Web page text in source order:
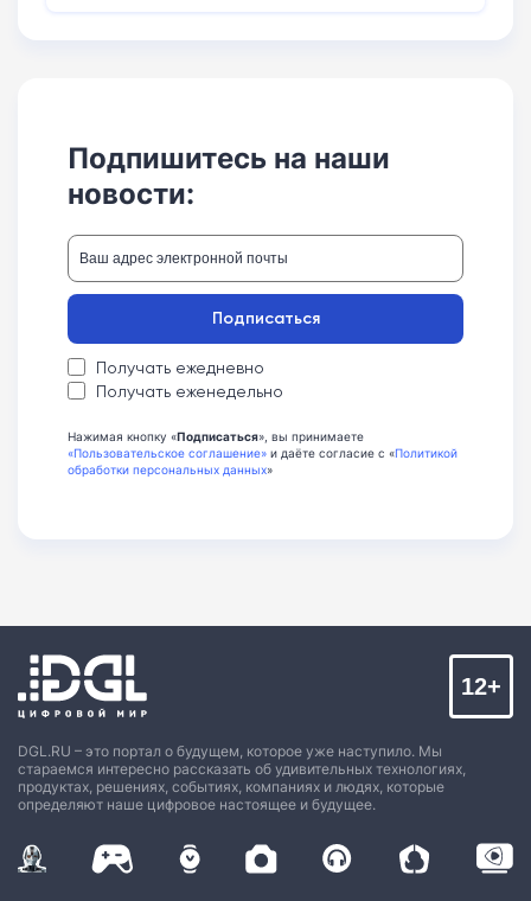
Подпишитесь на наши
новости:
Получать ежедневно
Получать еженедельно
Подписаться
Нажимая кнопку «Подписаться», вы принимаете
«Пользовательское соглашение» и даёте согласие с «Политикой
обработки персональных данных»
DGL.RU – это портал о будущем, которое уже наступило. Мы
стараемся интересно рассказать об удивительных технологиях,
продуктах, решениях, событиях, компаниях и людях, которые
определяют наше цифровое настоящее и будущее.
12+